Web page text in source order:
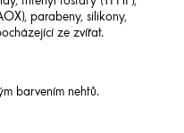
parabeny, silikony,
ze zvířat.
barvením nehtů.